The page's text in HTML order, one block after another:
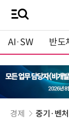
AI·SW 반도
경제 중기·벤처